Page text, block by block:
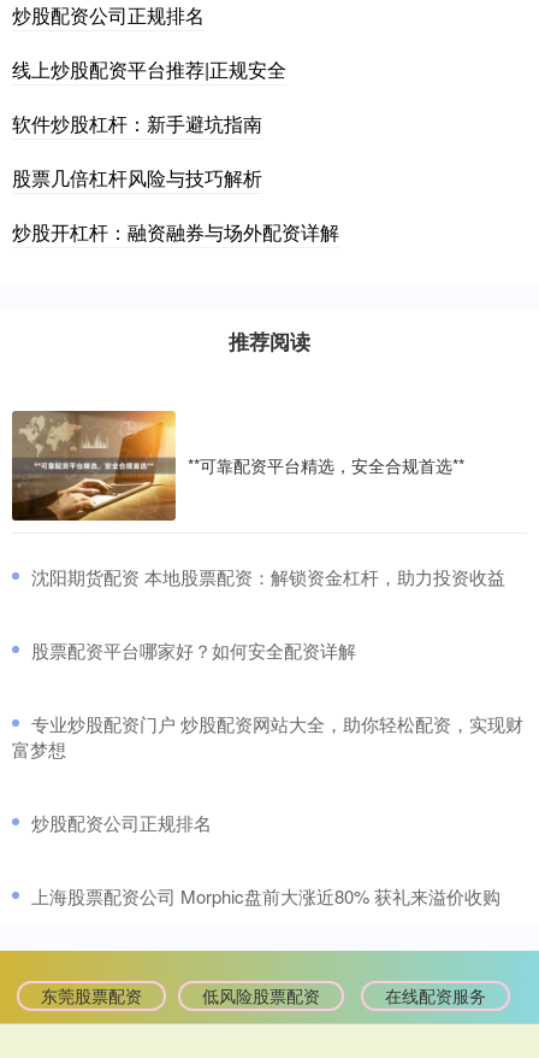
炒股配资公司正规排名
线上炒股配资平台推荐|正规安全
软件炒股杠杆：新手避坑指南
股票几倍杠杆风险与技巧解析
炒股开杠杆：融资融券与场外配资详解
推荐阅读
**可靠配资平台精选，安全合规首选**
​沈阳期货配资 本地股票配资：解锁资金杠杆，助力投资收益
​股票配资平台哪家好？如何安全配资详解
​专业炒股配资门户 炒股配资网站大全，助你轻松配资，实现财
富梦想
​炒股配资公司正规排名
​上海股票配资公司 Morphic盘前大涨近80% 获礼来溢价收购
东莞股票配资 低风险股票配资 在线配资服务